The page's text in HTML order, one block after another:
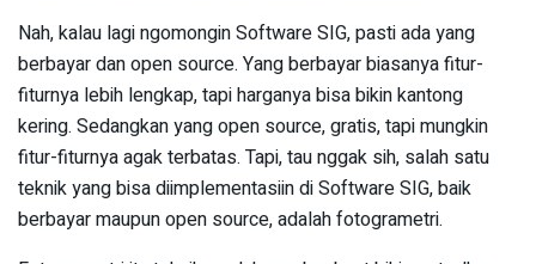
Nah, kalau lagi ngomongin Software SIG, pasti ada yang
berbayar dan open source. Yang berbayar biasanya fitur-
fiturnya lebih lengkap, tapi harganya bisa bikin kantong
kering. Sedangkan yang open source, gratis, tapi mungkin
fitur-fiturnya agak terbatas. Tapi, tau nggak sih, salah satu
teknik yang bisa diimplementasiin di Software SIG, baik
berbayar maupun open source, adalah fotogrametri.